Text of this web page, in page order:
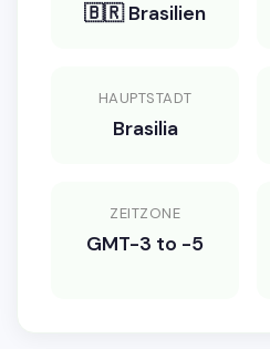
🇧🇷 Brasilien
HAUPTSTADT
Brasilia
ZEITZONE
GMT-3 to -5